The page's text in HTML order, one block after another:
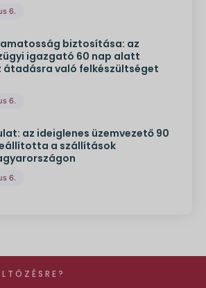
6.
biztosítása: az
igazgató 60 nap alatt
való felkészültséget
6.
az ideiglenes üzemvezető 90
a szállítások
6.